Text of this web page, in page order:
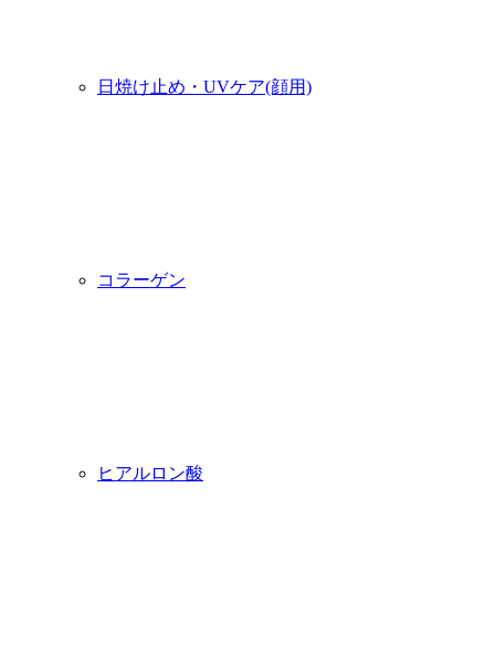
日焼け止め・UVケア(顔用)
コラーゲン
ヒアルロン酸